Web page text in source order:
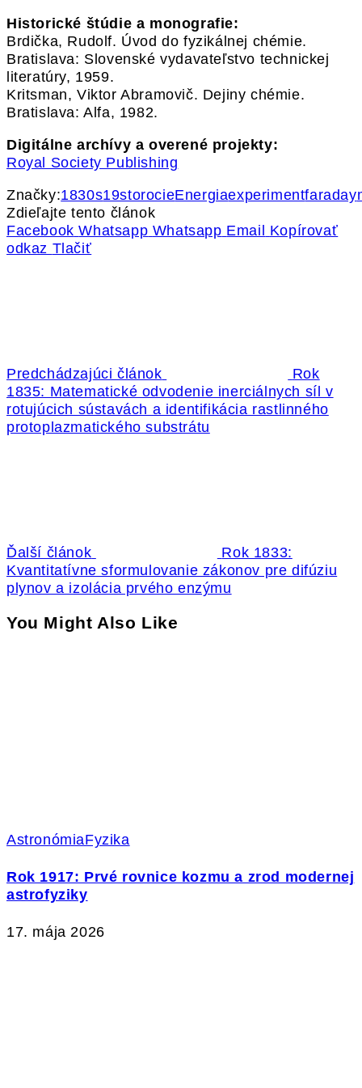
Historické štúdie a monografie:
Brdička, Rudolf. Úvod do fyzikálnej chémie.
Bratislava: Slovenské vydavateľstvo technickej
literatúry, 1959.
Kritsman, Viktor Abramovič. Dejiny chémie.
Bratislava: Alfa, 1982.
Digitálne archívy a overené projekty:
Royal Society Publishing
Značky:1830s19storocieEnergiaexperimentfaraday
Zdieľajte tento článok
Facebook Whatsapp Whatsapp Email Kopírovať
odkaz Tlačiť
Predchádzajúci článok
Rok
1835: Matematické odvodenie inerciálnych síl v
rotujúcich sústavách a identifikácia rastlinného
protoplazmatického substrátu
Ďalší článok
Rok 1833:
Kvantitatívne sformulovanie zákonov pre difúziu
plynov a izolácia prvého enzýmu
You Might Also Like
AstronómiaFyzika
Rok 1917: Prvé rovnice kozmu a zrod modernej
astrofyziky
17. mája 2026